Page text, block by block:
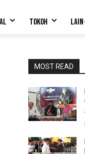
TOKOH
MOST READ